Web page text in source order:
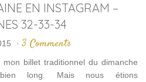
EN INSTAGRAM –
32-33-34
· 3 Comments
billet traditionnel du dimanche
long. Mais nous étions